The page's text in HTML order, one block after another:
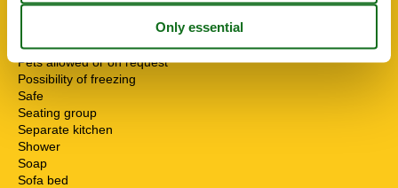
Mikrowelle
Non-smokers
Pets allowed or on request
Possibility of freezing
Safe
Seating group
Separate kitchen
Shower
Soap
Sofa bed